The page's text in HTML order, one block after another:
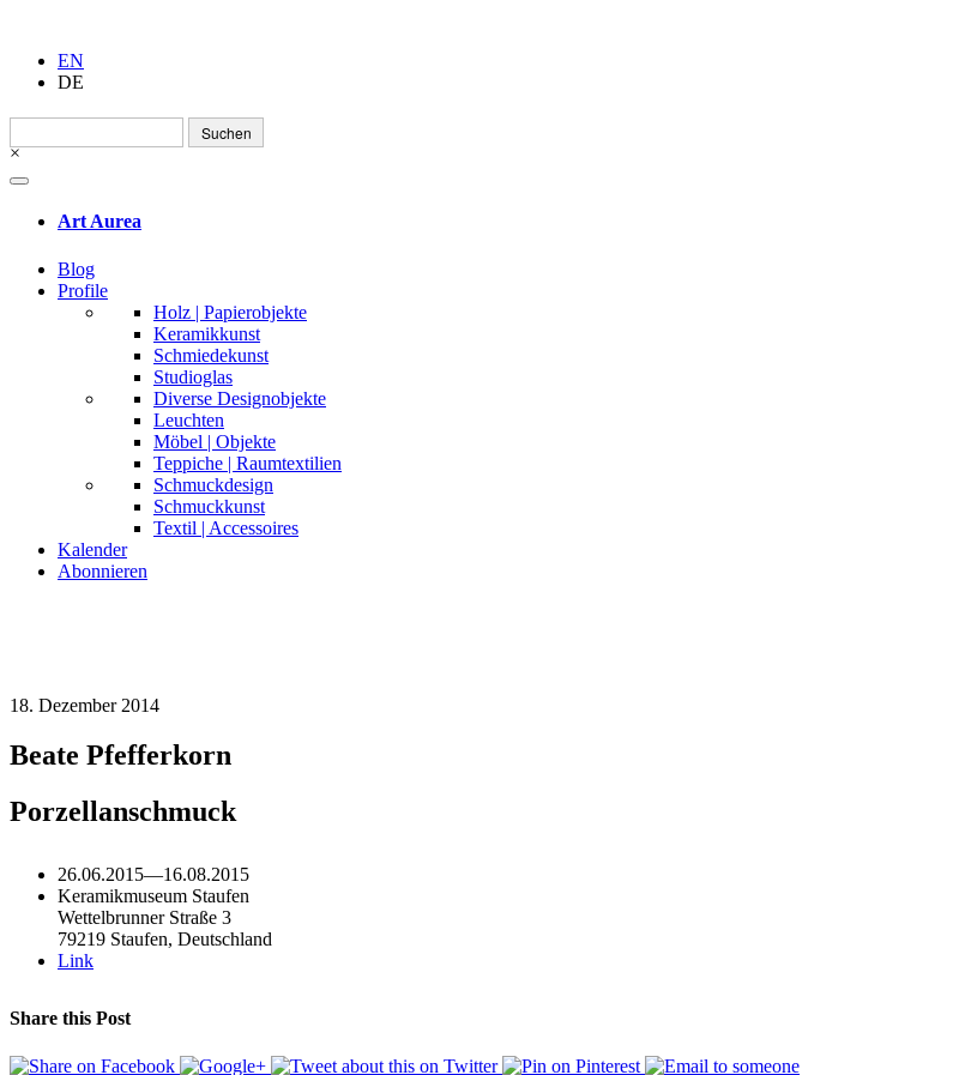
EN
DE
Suchen
nach:
×
Art Aurea
Blog
Profile
Holz | Papierobjekte
Keramikkunst
Schmiedekunst
Studioglas
Diverse Designobjekte
Leuchten
Möbel | Objekte
Teppiche | Raumtextilien
Schmuckdesign
Schmuckkunst
Textil | Accessoires
Kalender
Abonnieren
18. Dezember 2014
Beate Pfefferkorn
Porzellanschmuck
26.06.2015—16.08.2015
Keramikmuseum Staufen
Wettelbrunner Straße 3
79219 Staufen, Deutschland
Link
Share this Post